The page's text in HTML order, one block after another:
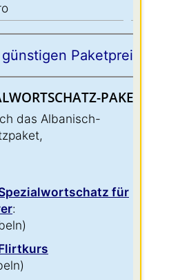
Paketpreis:
PAKET:
das Albanisch-
für
: